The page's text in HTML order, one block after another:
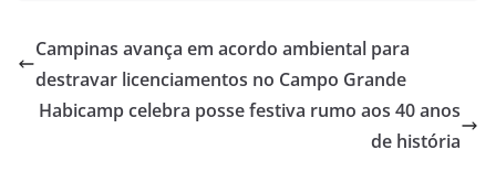
Campinas avança em acordo ambiental para
destravar licenciamentos no Campo Grande
Habicamp celebra posse festiva rumo aos 40 anos
de história